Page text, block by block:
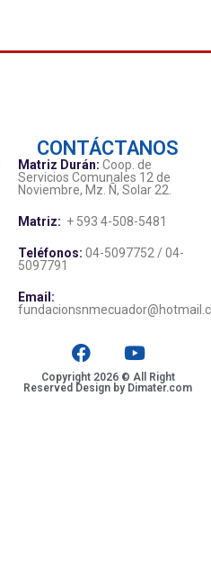
CONTÁCTANOS
Matriz Durán: Coop. de
Servicios Comunales 12 de
Noviembre, Mz. Ñ, Solar 22.
Matriz: + 593 4-508-5481
Teléfonos: 04-5097752 / 04-
5097791
Email:
Copyright 2026 © All Right
Reserved Design by Dimater.com